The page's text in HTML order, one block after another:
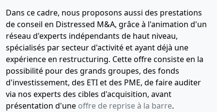
Dans ce cadre, nous proposons aussi des prestations
de conseil en Distressed M&A, grâce à l'animation d'un
réseau d'experts indépendants de haut niveau,
spécialisés par secteur d'activité et ayant déjà une
expérience en restructuring. Cette offre consiste en la
possibilité pour des grands groupes, des fonds
d'investissement, des ETI et des PME, de faire auditer
via nos experts des cibles d'acquisition, avant
présentation d'une offre de reprise à la barre.